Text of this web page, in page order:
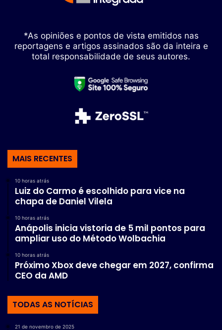
*As opiniões e pontos de vista emitidos nas
reportagens e artigos assinados são da inteira e
total responsabilidade de seus autores.
MAIS RECENTES
10 horas atrás
Luiz do Carmo é escolhido para vice na
chapa de Daniel Vilela
10 horas atrás
Anápolis inicia vistoria de 5 mil pontos para
ampliar uso do Método Wolbachia
10 horas atrás
Próximo Xbox deve chegar em 2027, confirma
CEO da AMD
TODAS AS NOTÍCIAS
21 de novembro de 2025